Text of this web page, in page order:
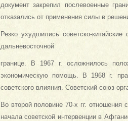
документ закрепил послевоенные
отказались от применения силы в
Резко ухудшились советско-
дальневосточной
границе. В 1967 г. осложнилось
экономическую помощь. В 1968 г.
советского влияния. Советский союз
Во второй половине 70-х гг.
начала советской интервенции в